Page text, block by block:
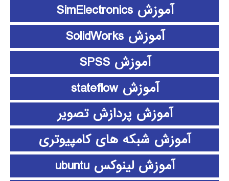
آموزش SimElectronics
آموزش SolidWorks
آموزش SPSS
آموزش stateflow
آموزش پردازش تصویر
آموزش شبکه های کامپیوتری
آموزش لینوکس ubuntu